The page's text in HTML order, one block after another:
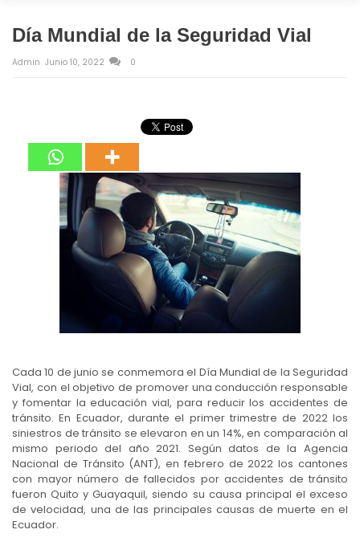
Día Mundial de la Seguridad Vial
Admin Junio 10, 2022 0
Cada 10 de junio se conmemora el Día Mundial de la Seguridad
Vial, con el objetivo de promover una conducción responsable
y fomentar la educación vial, para reducir los accidentes de
tránsito. En Ecuador, durante el primer trimestre de 2022 los
siniestros de tránsito se elevaron en un 14%, en comparación al
mismo periodo del año 2021. Según datos de la Agencia
Nacional de Tránsito (ANT), en febrero de 2022 los cantones
con mayor número de fallecidos por accidentes de tránsito
fueron Quito y Guayaquil, siendo su causa principal el exceso
de velocidad, una de las principales causas de muerte en el
Ecuador.